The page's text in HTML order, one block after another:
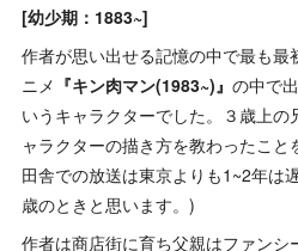
[幼少期：1883~]
作者が思い出せる記憶の中で最も
ニメ 『キン肉マン(1983~)』の中で
いうキャラクターでした。３歳上
ャラクターの描き方を教わったこ
田舎での放送は東京よりも1~2年は
歳のときと思います。)
作者は商店街に育ち父親はファンシ